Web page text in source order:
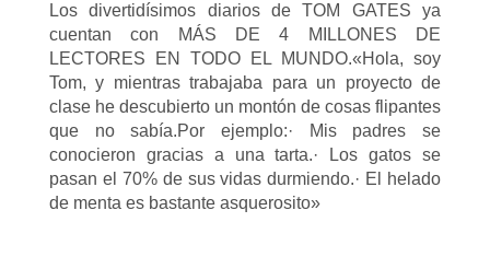
Los divertidísimos diarios de TOM GATES ya
cuentan con MÁS DE 4 MILLONES DE
LECTORES EN TODO EL MUNDO.«Hola, soy
Tom, y mientras trabajaba para un proyecto de
clase he descubierto un montón de cosas flipantes
que no sabía.Por ejemplo:· Mis padres se
conocieron gracias a una tarta.· Los gatos se
pasan el 70% de sus vidas durmiendo.· El helado
de menta es bastante asquerosito»